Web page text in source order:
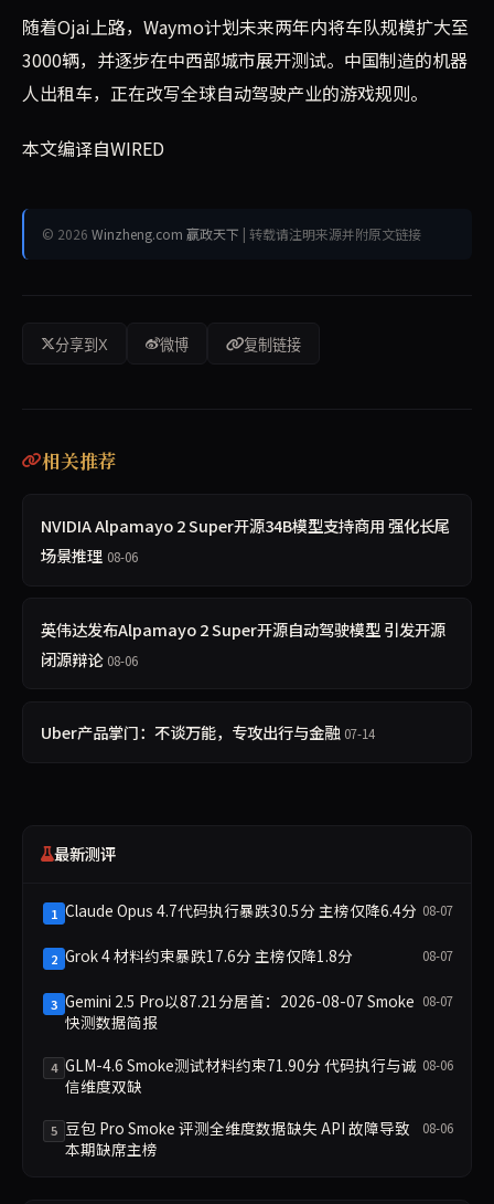
随着Ojai上路，Waymo计划未来两年内将车队规模扩大至
3000辆，并逐步在中西部城市展开测试。中国制造的机器
人出租车，正在改写全球自动驾驶产业的游戏规则。
本文编译自WIRED
© 2026 Winzheng.com 赢政天下 | 转载请注明来源并附原文链接
分享到X 微博 复制链接
相关推荐
NVIDIA Alpamayo 2 Super开源34B模型支持商用 强化长尾
场景推理 08-06
英伟达发布Alpamayo 2 Super开源自动驾驶模型 引发开源
闭源辩论 08-06
Uber产品掌门：不谈万能，专攻出行与金融 07-14
最新测评
1 Claude Opus 4.7代码执行暴跌30.5分 主榜仅降6.4分 08-07
2 Grok 4 材料约束暴跌17.6分 主榜仅降1.8分 08-07
3 Gemini 2.5 Pro以87.21分居首：2026-08-07 Smoke
快测数据简报
08-07
4 GLM-4.6 Smoke测试材料约束71.90分 代码执行与诚
信维度双缺
08-06
5 豆包 Pro Smoke 评测全维度数据缺失 API 故障导致
本期缺席主榜
08-06